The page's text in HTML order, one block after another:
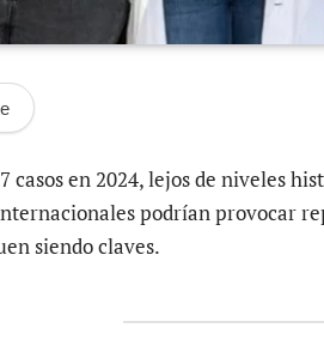
casos en 2024, lejos de niveles
podrían provocar
siendo claves.